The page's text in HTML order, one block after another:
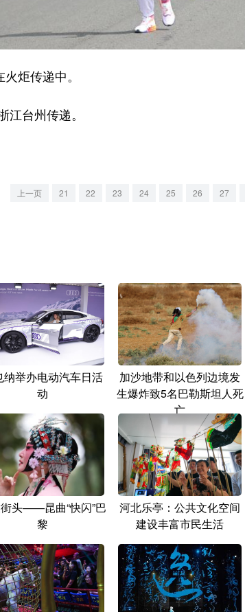
炬传递中。
台州传递。
上一页 21 22 23 24 25 26 27
纳举办电动汽车日活
动
加沙地带和以色列边境发
生爆炸致5名巴勒斯坦人死
亡
头——昆曲“快闪”巴
黎
河北乐亭：公共文化空间
建设丰富市民生活